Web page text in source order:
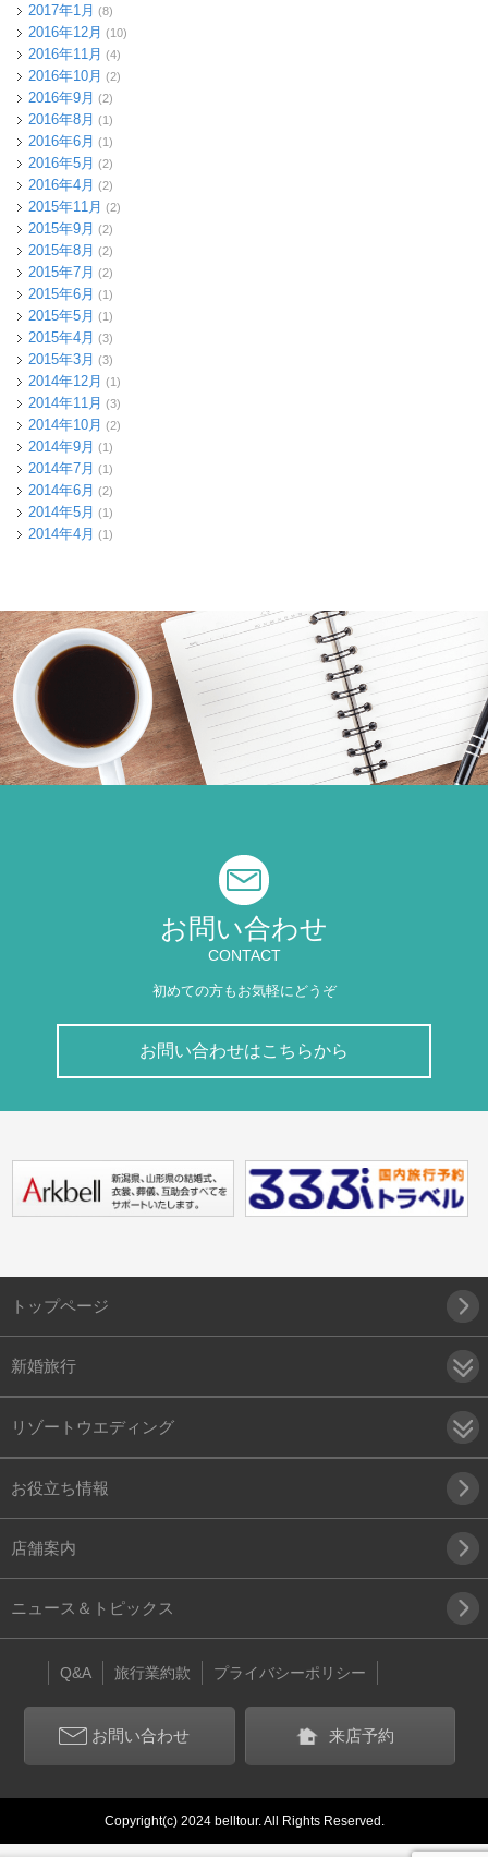
2017年1月 (8)
2016年12月 (10)
2016年11月 (4)
2016年10月 (2)
2016年9月 (2)
2016年8月 (1)
2016年6月 (1)
2016年5月 (2)
2016年4月 (2)
2015年11月 (2)
2015年9月 (2)
2015年8月 (2)
2015年7月 (2)
2015年6月 (1)
2015年5月 (1)
2015年4月 (3)
2015年3月 (3)
2014年12月 (1)
2014年11月 (3)
2014年10月 (2)
2014年9月 (1)
2014年7月 (1)
2014年6月 (2)
2014年5月 (1)
2014年4月 (1)
お問い合わせ
CONTACT
初めての方もお気軽にどうぞ
お問い合わせはこちらから
トップページ
新婚旅行
リゾートウエディング
お役立ち情報
店舗案内
ニュース＆トピックス
Q&A 旅行業約款 プライバシーポリシー
お問い合わせ 来店予約
Copyright(c) 2024 belltour. All Rights Reserved.